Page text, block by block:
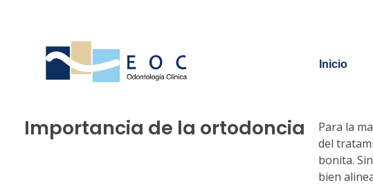
Inicio
Importancia de la ortodoncia
Para la
del
bonita.
bien